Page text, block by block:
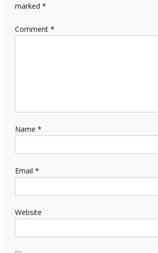
marked *
Comment *
Name *
Email *
Website